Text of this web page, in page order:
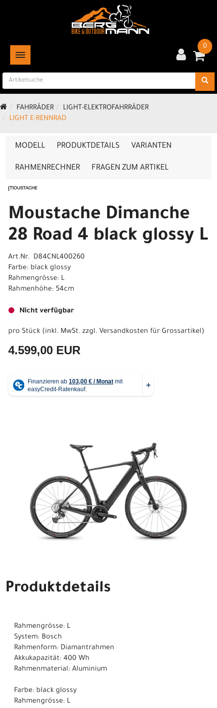
TOGGLE NAVIGATION
0
FAHRRÄDER
LIGHT-ELEKTROFAHRRÄDER
LIGHT E-RENNRAD
MODELL PRODUKTDETAILS VARIANTEN
RAHMENRECHNER FRAGEN ZUM ARTIKEL
Moustache Dimanche
28 Road 4 black glossy L
Art.Nr. D84CNL400260
Farbe: black glossy
Rahmengrösse: L
Rahmenhöhe: 54cm
Nicht verfügbar
pro Stück (inkl. MwSt. zzgl. Versandkosten für Grossartikel)
4.599,00 EUR
Produktdetails
Rahmengrösse: L
System: Bosch
Rahmenform: Diamantrahmen
Akkukapazität: 400 Wh
Rahmenmaterial: Aluminium
Farbe: black glossy
Rahmengrösse: L